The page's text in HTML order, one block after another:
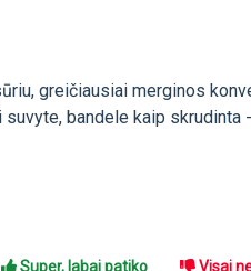
greičiausiai merginos
bandele kaip skrudinta
Super, labai patiko Visai